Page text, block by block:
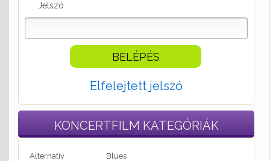
Jelszó
Elfelejtett jelszó
KONCERTFILM KATEGÓRIÁK
Alternatív
Blues